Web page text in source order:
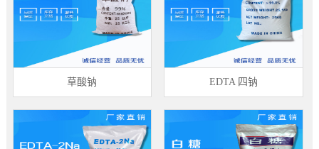
草酸钠 EDTA 四钠